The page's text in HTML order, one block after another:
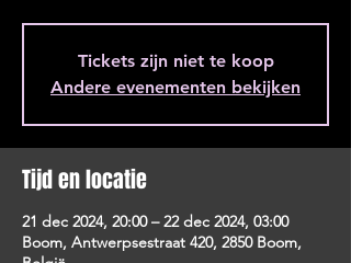
Tickets zijn niet te koop
Andere evenementen bekijken
Tijd en locatie
21 dec 2024, 20:00 – 22 dec 2024, 03:00
Boom, Antwerpsestraat 420, 2850 Boom,